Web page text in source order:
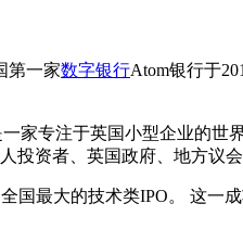
第一家数字银行Atom银行于
专注于英国小型企业的世
投资者、英国政府、地方议
最大的技术类IPO。 这一